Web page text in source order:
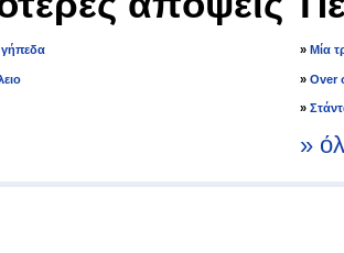
γήπεδα » Μία
» Over
»
»